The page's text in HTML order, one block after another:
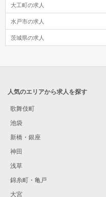
大工町の求人
水戸市の求人
茨城県の求人
人気のエリアから求人を探す
歌舞伎町
池袋
新橋・銀座
神田
浅草
錦糸町・亀戸
大宮